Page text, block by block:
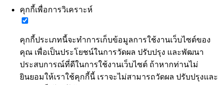
คุกกี้เพื่อการวิเคราะห์
คุกกี้ประเภทนี้จะทำการเก็บข้อมูลการใช้งานเว็บไซต์ของ
คุณ เพื่อเป็นประโยชน์ในการวัดผล ปรับปรุง และพัฒนา
ประสบการณ์ที่ดีในการใช้งานเว็บไซต์ ถ้าหากท่านไม่
ยินยอมให้เราใช้คุกกี้นี้ เราจะไม่สามารถวัดผล ปรับปรุงและ